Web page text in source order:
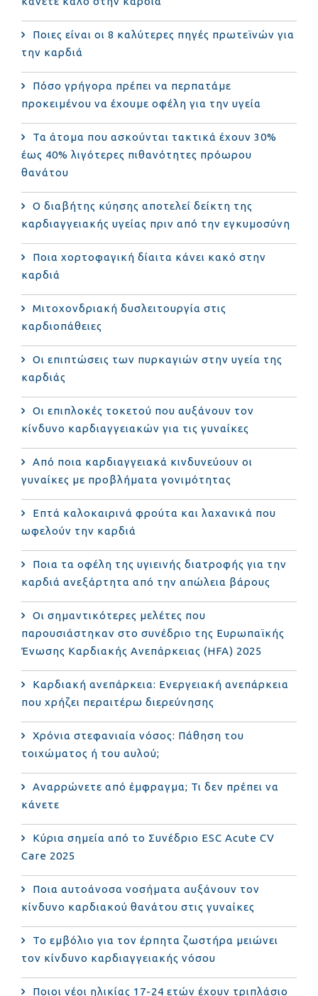
Ποιες είναι οι 8 καλύτερες πηγές πρωτεϊνών για
την καρδιά
Πόσο γρήγορα πρέπει να περπατάμε
προκειμένου να έχουμε οφέλη για την υγεία
Τα άτομα που ασκούνται τακτικά έχουν 30%
έως 40% λιγότερες πιθανότητες πρόωρου
θανάτου
Ο διαβήτης κύησης αποτελεί δείκτη της
καρδιαγγειακής υγείας πριν από την εγκυμοσύνη
Ποια χορτοφαγική δίαιτα κάνει κακό στην
καρδιά
Μιτοχονδριακή δυσλειτουργία στις
καρδιοπάθειες
Οι επιπτώσεις των πυρκαγιών στην υγεία της
καρδιάς
Οι επιπλοκές τοκετού που αυξάνουν τον
κίνδυνο καρδιαγγειακών για τις γυναίκες
Από ποια καρδιαγγειακά κινδυνεύουν οι
γυναίκες με προβλήματα γονιμότητας
Επτά καλοκαιρινά φρούτα και λαχανικά που
ωφελούν την καρδιά
Ποια τα οφέλη της υγιεινής διατροφής για την
καρδιά ανεξάρτητα από την απώλεια βάρους
Οι σημαντικότερες μελέτες που
παρουσιάστηκαν στο συνέδριο της Ευρωπαϊκής
Ένωσης Καρδιακής Ανεπάρκειας (HFA) 2025
Καρδιακή ανεπάρκεια: Ενεργειακή ανεπάρκεια
που χρήζει περαιτέρω διερεύνησης
Χρόνια στεφανιαία νόσος: Πάθηση του
τοιχώματος ή του αυλού;
Αναρρώνετε από έμφραγμα; Τι δεν πρέπει να
κάνετε
Κύρια σημεία από το Συνέδριο ESC Acute CV
Care 2025
Ποια αυτοάνοσα νοσήματα αυξάνουν τον
κίνδυνο καρδιακού θανάτου στις γυναίκες
Το εμβόλιο για τον έρπητα ζωστήρα μειώνει
τον κίνδυνο καρδιαγγειακής νόσου
Ποιοι νέοι ηλικίας 17-24 ετών έχουν τριπλάσιο